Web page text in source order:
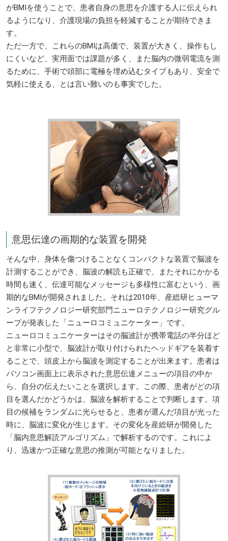
がBMIを使うことで、患者自身の意思を介護する人に伝えられ
るようになり、介護現場の負担を軽減することが期待できま
す。
ただ一方で、これらのBMIは高価で、装置が大きく、操作もし
にくいなど、実用面では課題が多く、また脳内の微弱電流を測
るために、手術で頭部に電極を埋め込むタイプもあり、安全で
気軽に使える、とは言い難いのも事実でした。
意思伝達の画期的な装置を開発
そんな中、身体を傷つけることなくコンパクトな装置で脳波を
計測することができ、脳波の解読も正確で、またそれにかかる
時間も速く、伝達可能なメッセージも多様性に富むという、画
期的なBMIが開発されました。それは2010年、産総研ヒューマ
ンライフテクノロジー研究部門ニューロテクノロジー研究グル
ープが発表した「ニューロコミュニケーター」です。
ニューロコミュニケーターはその脳波計が携帯電話の半分ほど
と非常に小型で、脳波計が取り付けられたヘッドギアを装着す
ることで、頭皮上から脳波を測定することが出来ます。患者は
パソコン画面上に表示された意思伝達メニューの項目の中か
ら、自分の伝えたいことを選択します。この際、患者がどの項
目を選んだかどうかは、脳波を解析することで判断します。項
目の候補をランダムに光らせると、患者が選んだ項目が光った
時に、脳波に変化が生じます。その変化を産総研が開発した
「脳内意思解読アルゴリズム」で解析するのです。これによ
り、迅速かつ正確な意思の推測が可能となりました。